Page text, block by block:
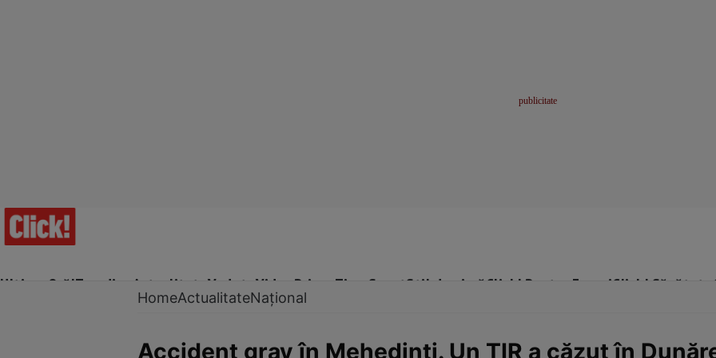
Ultima Oră!Trending Actualitate Vedete Video Prime Time SportStil de viațăClick! Pentru FemeiClick! Sănătate
HomeActualitateNațional
Accident grav în Mehedinți. Un TIR a căzut în